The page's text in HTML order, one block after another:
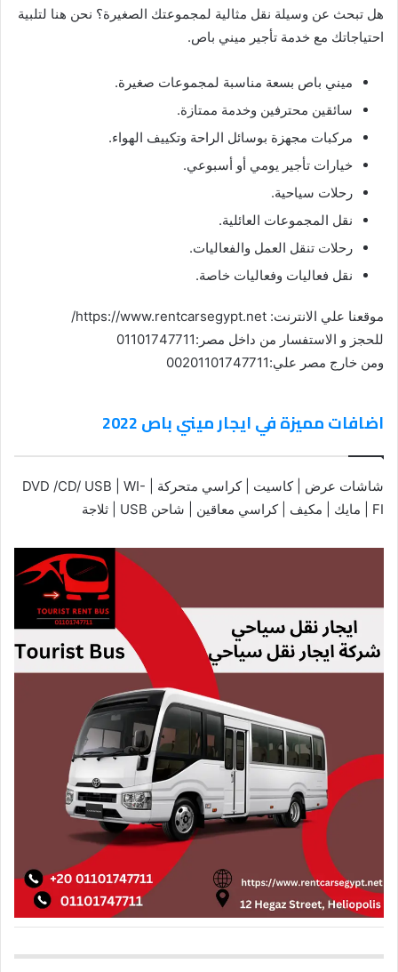
هل تبحث عن وسيلة نقل مثالية لمجموعتك الصغيرة؟ نحن هنا لتلبية
احتياجاتك مع خدمة تأجير ميني باص.
ميني باص بسعة مناسبة لمجموعات صغيرة.
سائقين محترفين وخدمة ممتازة.
مركبات مجهزة بوسائل الراحة وتكييف الهواء.
خيارات تأجير يومي أو أسبوعي.
رحلات سياحية.
نقل المجموعات العائلية.
رحلات تنقل العمل والفعاليات.
نقل فعاليات وفعاليات خاصة.
موقعنا علي الانترنت: https://www.rentcarsegypt.net/
للحجز و الاستفسار من داخل مصر:01101747711
ومن خارج مصر علي:00201101747711
اضافات مميزة في ايجار ميني باص 2022
شاشات عرض | كاسيت | كراسي متحركة | DVD /CD/ USB | WI-
FI | مايك | مكيف | كراسي معاقين | شاحن USB | ثلاجة